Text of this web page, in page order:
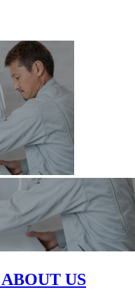
ABOUT US